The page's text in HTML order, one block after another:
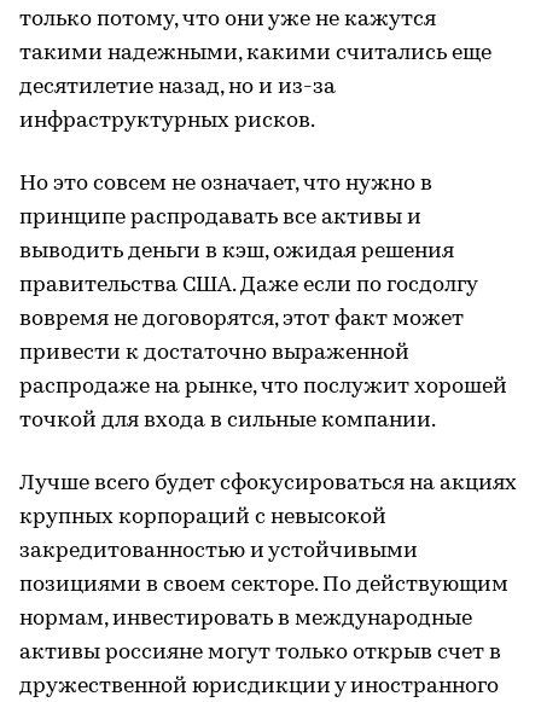
только потому, что они уже не кажутся
такими надежными, какими считались еще
десятилетие назад, но и из-за
инфраструктурных рисков.
Но это совсем не означает, что нужно в
принципе распродавать все активы и
выводить деньги в кэш, ожидая решения
правительства США. Даже если по госдолгу
вовремя не договорятся, этот факт может
привести к достаточно выраженной
распродаже на рынке, что послужит хорошей
точкой для входа в сильные компании.
Лучше всего будет сфокусироваться на акциях
крупных корпораций с невысокой
закредитованностью и устойчивыми
позициями в своем секторе. По действующим
нормам, инвестировать в международные
активы россияне могут только открыв счет в
дружественной юрисдикции у иностранного